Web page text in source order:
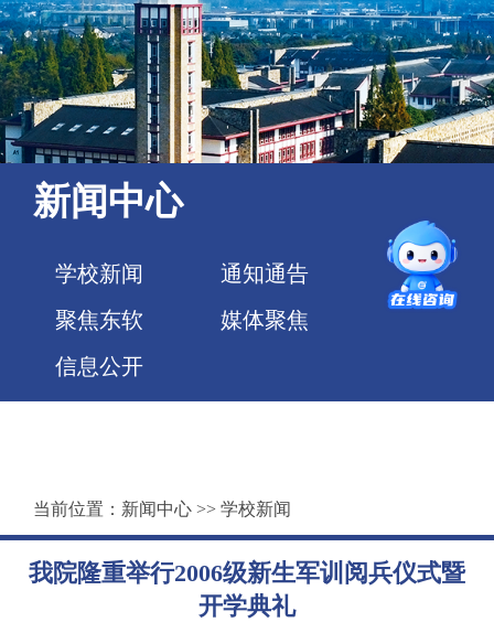
新闻中心
学校新闻
通知通告
聚焦东软
媒体聚焦
信息公开
当前位置： 新闻中心 >> 学校新闻
我院隆重举行2006级新生军训阅兵仪式暨
开学典礼